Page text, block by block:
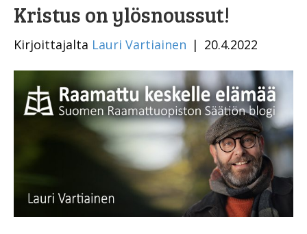
Kristus on ylösnoussut!
Kirjoittajalta Lauri Vartiainen | 20.4.2022